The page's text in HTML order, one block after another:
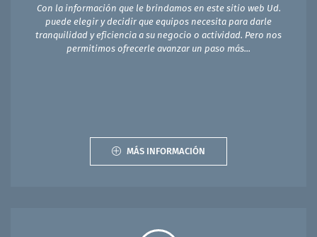
Con la información que le brindamos en este sitio web Ud.
puede elegir y decidir que equipos necesita para darle
tranquilidad y eficiencia a su negocio o actividad. Pero nos
permitimos ofrecerle avanzar un paso más...
MÁS INFORMACIÓN